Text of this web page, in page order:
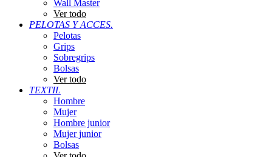
Wall Master
Ver todo
PELOTAS Y ACCES.
Pelotas
Grips
Sobregrips
Bolsas
Ver todo
TEXTIL
Hombre
Mujer
Hombre junior
Mujer junior
Bolsas